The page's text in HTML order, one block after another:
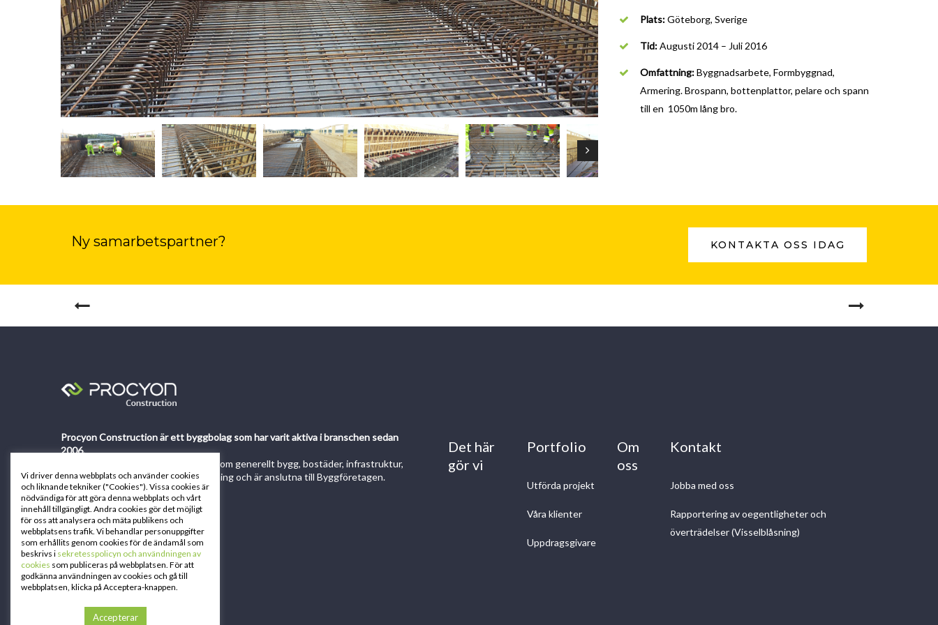
Plats:Göteborg, Sverige
Tid:Augusti 2014 – Juli 2016
Omfattning:Byggnadsarbete, Formbyggnad,
Armering. Brospann, bottenplattor, pelare och spann
till en 1050m lång bro.
Ny samarbetspartner? KONTAKTA OSS IDAG
Procyon Construction är ett byggbolag som har varit aktiva i branschen sedan
2006.
Vi utför kompletta betongarbeten inom generellt bygg, bostäder, infrastruktur,
industri etc. Vi följer svensk lagstiftning och är anslutna till Byggföretagen.
Det här
gör vi
Portfolio
Utförda projekt
Våra klienter
Uppdragsgivare
Om
oss
Kontakt
Jobba med oss
Rapportering av oegentligheter och
överträdelser (Visselblåsning)
Vi driver denna webbplats och använder cookies
och liknande tekniker ("Cookies"). Vissa cookies är
nödvändiga för att göra denna webbplats och vårt
innehåll tillgängligt. Andra cookies gör det möjligt
för oss att analysera och mäta publikens och
webbplatsens trafik. Vi behandlar personuppgifter
som erhållits genom cookies för de ändamål som
beskrivs i sekretesspolicyn och användningen av
cookies som publiceras på webbplatsen. För att
godkänna användningen av cookies och gå till
webbplatsen, klicka på Acceptera-knappen.
Accepterar